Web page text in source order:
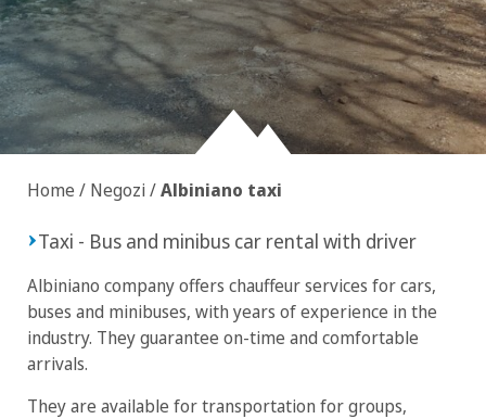
Home / Negozi/Albiniano taxi
Taxi - Bus and minibus car rental with driver
Albiniano company offers chauffeur services for cars,
buses and minibuses, with years of experience in the
industry. They guarantee on-time and comfortable
arrivals.
They are available for transportation for groups,